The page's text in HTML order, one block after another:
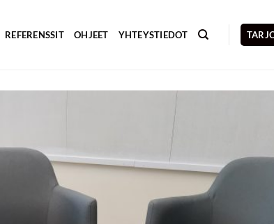
REFERENSSIT OHJEET YHTEYSTIEDOT